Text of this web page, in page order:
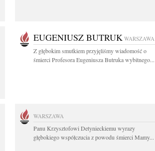
EUGENIUSZ BUTRUK WARSZAWA
Z głębokim smutkiem przyjęliśmy wiadomość o
śmierci Profesora Eugeniusza Butruka wybitnego...
WARSZAWA
Panu Krzysztofowi Detynieckiemu wyrazy
głębokiego współczucia z powodu śmierci Mamy...